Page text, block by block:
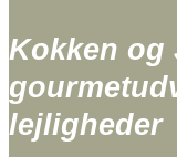
Kokken og
lejligheder